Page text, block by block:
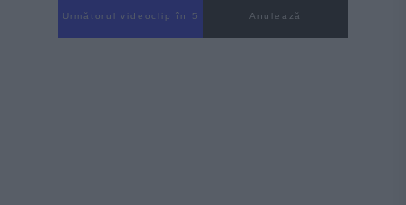
Următorul videoclip în 4 Anulează